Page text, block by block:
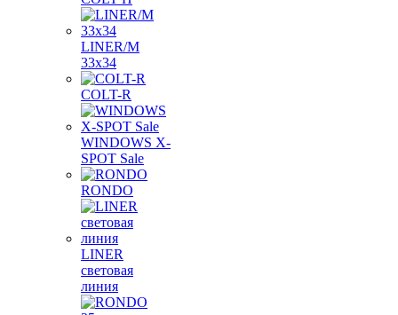
LINER/М
33х34
COLT-R
WINDOWS X-
SPOT Sale
RONDO
LINER
световая
линия